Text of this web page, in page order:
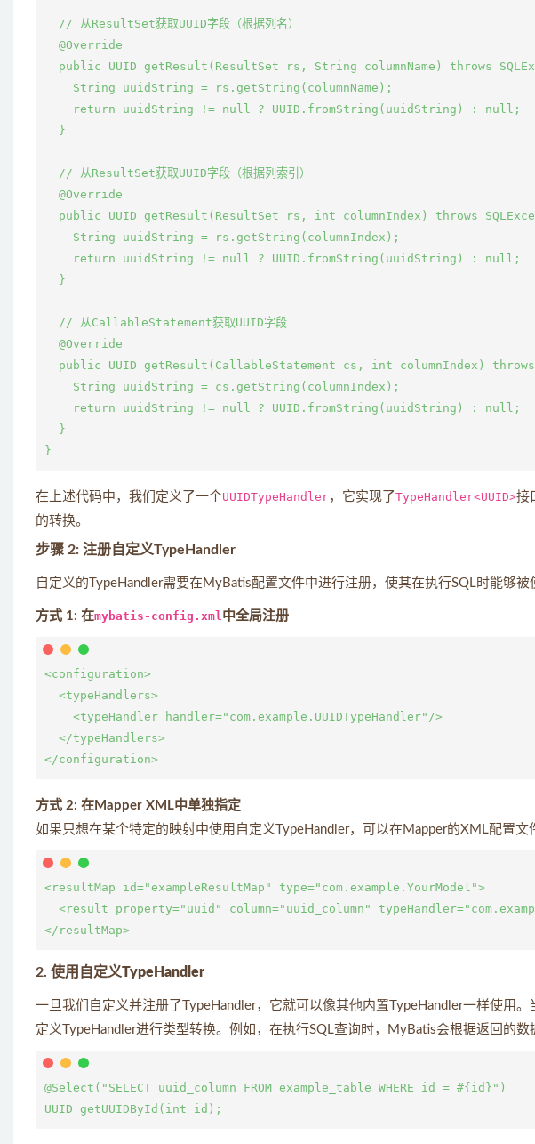
  // 从ResultSet获取UUID字段（根据列名）
  @Override
public UUID getResult(ResultSet rs, String columnName) throws
    String uuidString = rs.getString(columnName);
    return uuidString != null ? UUID.fromString(uuidString) : null;
  }
  // 从ResultSet获取UUID字段（根据列索引）
  @Override
public UUID getResult(ResultSet rs, int columnIndex) throws
    String uuidString = rs.getString(columnIndex);
    return uuidString != null ? UUID.fromString(uuidString) : null;
  }
  // 从CallableStatement获取UUID字段
  @Override
public UUID getResult(CallableStatement cs, int columnIndex)
    String uuidString = cs.getString(columnIndex);
    return uuidString != null ? UUID.fromString(uuidString) : null;
  }
在上述代码中，我们定义了一个UUIDTypeHandler，它实现了 TypeHandler<UUID>接
的转换。
步骤 2: 注册自定义TypeHandler
自定义的TypeHandler需要在MyBatis配置文件中进行注册，使其在执行SQL时能够被
方式 1: 在mybatis-config.xml中全局注册
<configuration>
  <typeHandlers>
    <typeHandler handler="com.example.UUIDTypeHandler"/>
  </typeHandlers>
方式 2: 在Mapper XML中单独指定
如果只想在某个特定的映射中使用自定义TypeHandler，可以在Mapper的XML配置文
<resultMap id="exampleResultMap" type="com.example.YourModel">
<result property="uuid" column="uuid_column"
2. 使用自定义TypeHandler
一旦我们自定义并注册了TypeHandler，它就可以像其他内置TypeHandler一样使用
定义TypeHandler进行类型转换。例如，在执行SQL查询时，MyBatis会根据返回的
@Select("SELECT uuid_column FROM example_table WHERE id = #{id}")